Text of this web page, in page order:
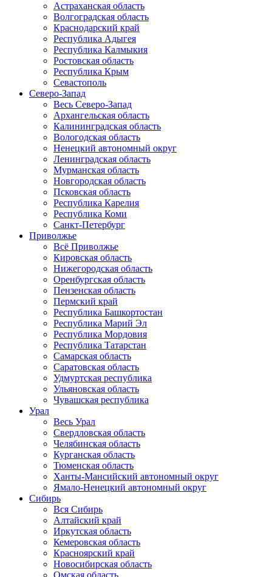
Астраханская область
Волгоградская область
Краснодарский край
Республика Адыгея
Республика Калмыкия
Ростовская область
Республика Крым
Севастополь
Северо-Запад
Весь Северо-Запад
Архангельская область
Калининградская область
Вологодская область
Ненецкий автономный округ
Ленинградская область
Мурманская область
Новгородская область
Псковская область
Республика Карелия
Республика Коми
Санкт-Петербург
Приволжье
Всё Приволжье
Кировская область
Нижегородская область
Оренбургская область
Пензенская область
Пермский край
Республика Башкортостан
Республика Марий Эл
Республика Мордовия
Республика Татарстан
Самарская область
Саратовская область
Удмуртская республика
Ульяновская область
Чувашская республика
Урал
Весь Урал
Свердловская область
Челябинская область
Курганская область
Тюменская область
Ханты-Мансийский автономный округ
Ямало-Ненецкий автономный округ
Сибирь
Вся Сибирь
Алтайский край
Иркутская область
Кемеровская область
Красноярский край
Новосибирская область
Омская область